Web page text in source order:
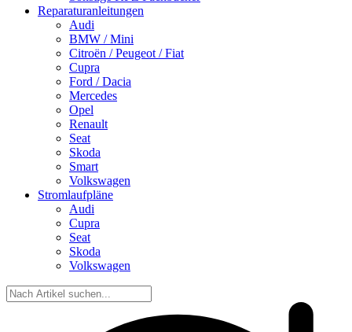
Reparaturanleitungen
Audi
BMW / Mini
Citroën / Peugeot / Fiat
Cupra
Ford / Dacia
Mercedes
Opel
Renault
Seat
Skoda
Smart
Volkswagen
Stromlaufpläne
Audi
Cupra
Seat
Skoda
Volkswagen